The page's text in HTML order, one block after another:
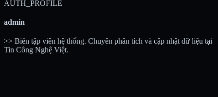
AUTH_PROFILE
admin
>> Biên tập viên hệ thống. Chuyên phân tích và cập nhật dữ liệu tại
Tin Công Nghệ Việt.